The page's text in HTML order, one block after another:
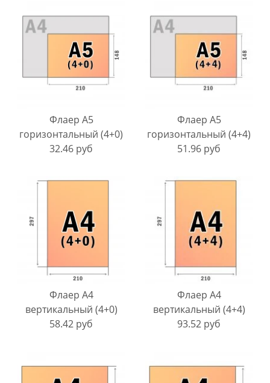
Флаер A5
горизонтальный (4+0)
32.46 руб
Флаер A5
горизонтальный (4+4)
51.96 руб
Флаер A4
вертикальный (4+0)
58.42 руб
Флаер A4
вертикальный (4+4)
93.52 руб